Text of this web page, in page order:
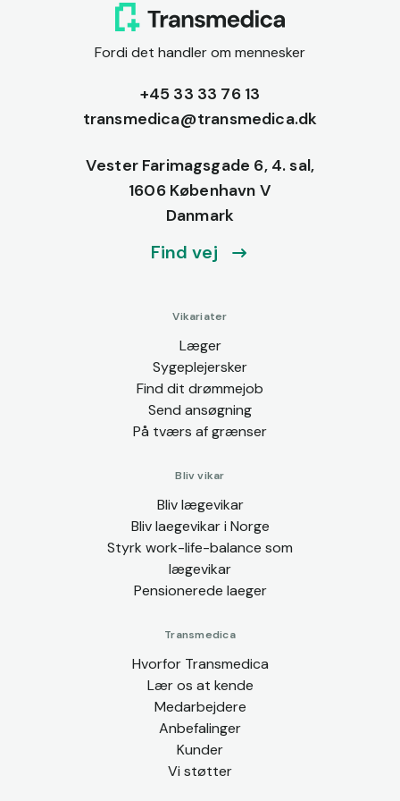
Fordi det handler om mennesker
+45 33 33 76 13
transmedica@transmedica.dk
Vester Farimagsgade 6, 4. sal,
1606 København V
Danmark
Find vej
Vikariater
Læger
Sygeplejersker
Find dit drømmejob
Send ansøgning
På tværs af grænser
Bliv vikar
Bliv lægevikar
Bliv laegevikar i Norge
Styrk work-life-balance som
lægevikar
Pensionerede laeger
Transmedica
Hvorfor Transmedica
Lær os at kende
Medarbejdere
Anbefalinger
Kunder
Vi støtter